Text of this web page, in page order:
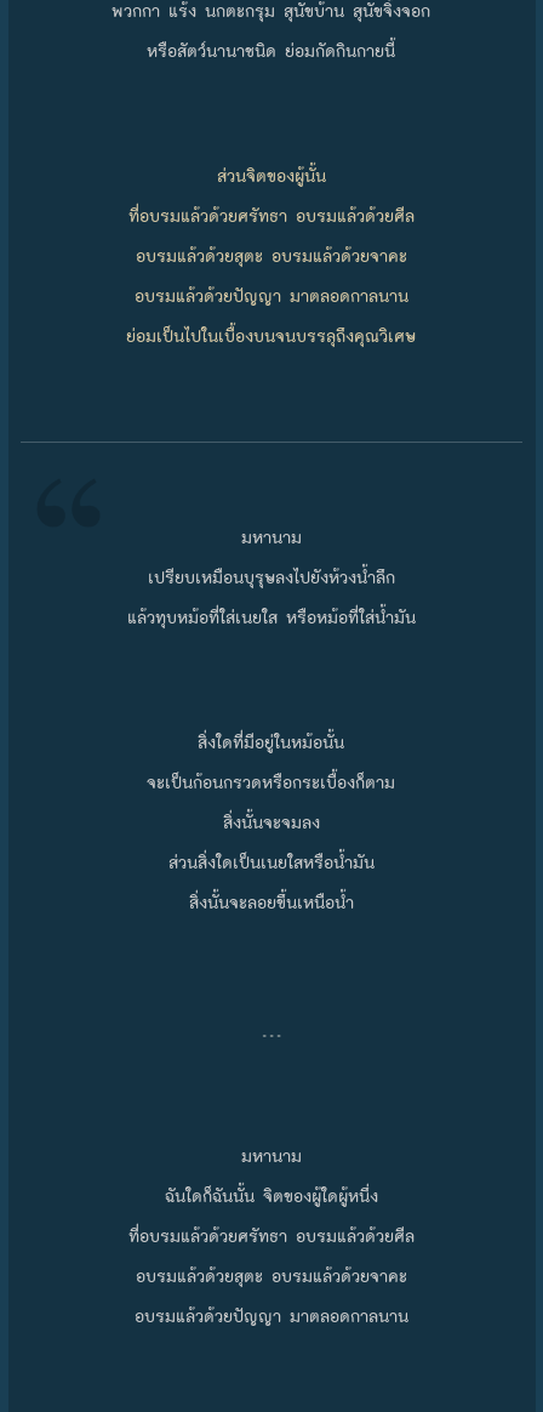
พวกกา แร้ง นกตะกรุม สุนัขบ้าน สุนัขจิ้งจอก
หรือสัตว์นานาชนิด ย่อมกัดกินกายนี้
ส่วนจิตของผู้นั้น
ที่อบรมแล้วด้วยศรัทธา อบรมแล้วด้วยศีล
อบรมแล้วด้วยสุตะ อบรมแล้วด้วยจาคะ
อบรมแล้วด้วยปัญญา มาตลอดกาลนาน
ย่อมเป็นไปในเบื้องบนจนบรรลุถึงคุณวิเศษ
มหานาม
เปรียบเหมือนบุรุษลงไปยังห้วงน้ำลึก
แล้วทุบหม้อที่ใส่เนยใส หรือหม้อที่ใส่น้ำมัน
สิ่งใดที่มีอยู่ในหม้อนั้น
จะเป็นก้อนกรวดหรือกระเบื้องก็ตาม
สิ่งนั้นจะจมลง
ส่วนสิ่งใดเป็นเนยใสหรือน้ำมัน
สิ่งนั้นจะลอยขึ้นเหนือน้ำ
…
มหานาม
ฉันใดก็ฉันนั้น จิตของผู้ใดผู้หนึ่ง
ที่อบรมแล้วด้วยศรัทธา อบรมแล้วด้วยศีล
อบรมแล้วด้วยสุตะ อบรมแล้วด้วยจาคะ
อบรมแล้วด้วยปัญญา มาตลอดกาลนาน